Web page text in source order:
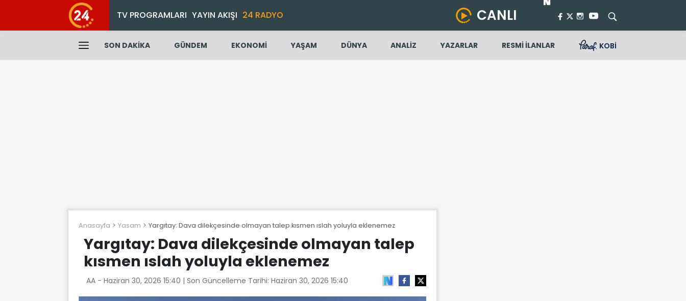
TV PROGRAMLARI YAYIN AKIŞI 24 RADYO CANLI
SON DAKİKA GÜNDEM EKONOMİ YAŞAM DÜNYA ANALİZ YAZARLAR RESMİ İLANLAR KOBİ
Anasayfa Yasam Yargıtay: Dava dilekçesinde olmayan talep kısmen ıslah yoluyla eklenemez
Yargıtay: Dava dilekçesinde olmayan talep
kısmen ıslah yoluyla eklenemez
AA - Haziran 30, 2026 15:40 | Son Güncelleme Tarihi: Haziran 30, 2026 15:40